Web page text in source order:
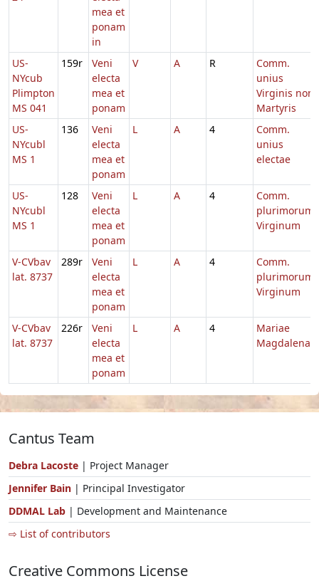
mea et
ponam
in
US-
NYcub
Plimpton
MS 041
159r
Veni
electa
mea et
ponam
V A R
Comm.
unius
Virginis non
Martyris
US-
NYcubl
MS 1
136
Veni
electa
mea et
ponam
L A 4
Comm.
unius
electae
US-
NYcubl
MS 1
128
Veni
electa
mea et
ponam
L A 4
Comm.
plurimorum
Virginum
V-CVbav
lat. 8737
289r
Veni
electa
mea et
ponam
L A 4
Comm.
plurimorum
Virginum
V-CVbav
lat. 8737
226r
Veni
electa
mea et
ponam
L A 4
Mariae
Magdalenae
Cantus Team
Debra Lacoste | Project Manager
Jennifer Bain | Principal Investigator
DDMAL Lab | Development and Maintenance
⇨ List of contributors
Creative Commons License